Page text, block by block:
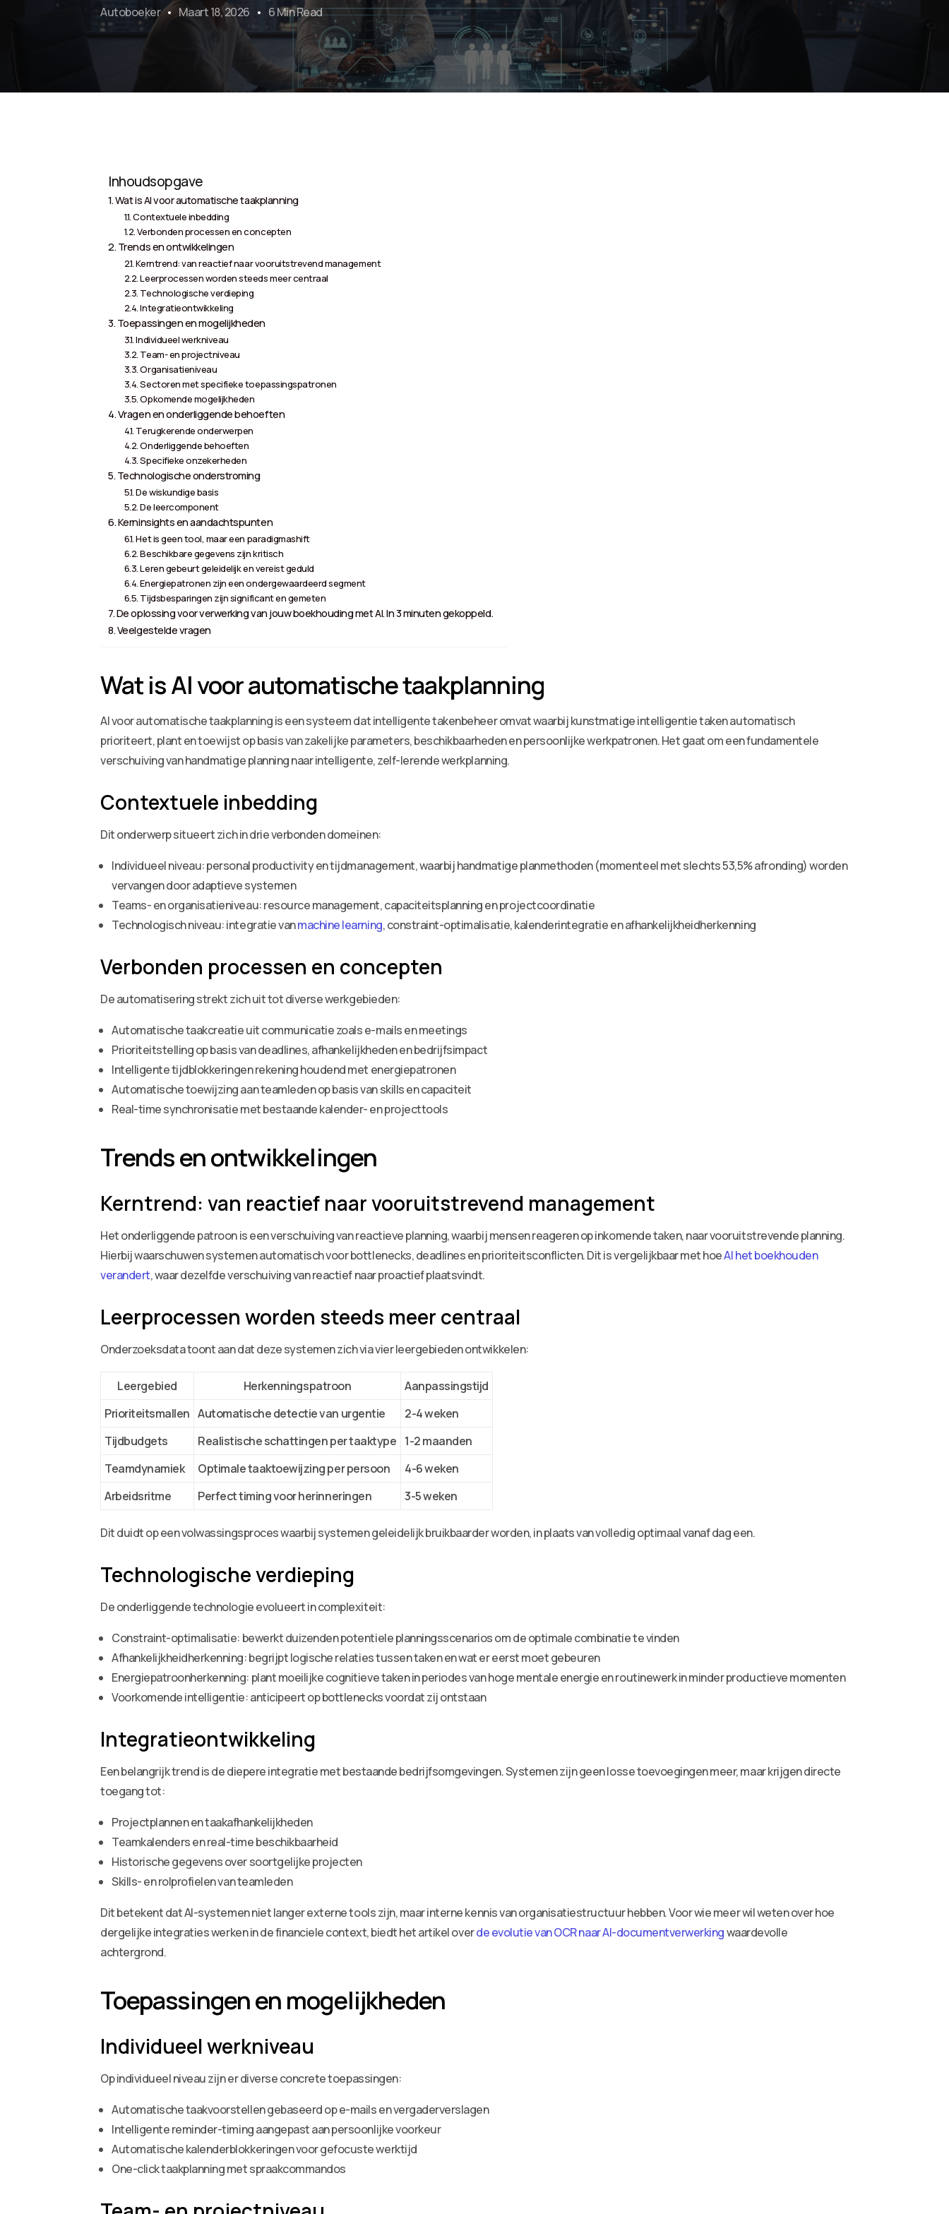
Autoboeker Maart 18, 2026 6 Min Read
Inhoudsopgave
Wat is AI voor automatische taakplanning
Contextuele inbedding
Verbonden processen en concepten
Trends en ontwikkelingen
Kerntrend: van reactief naar vooruitstrevend management
Leerprocessen worden steeds meer centraal
Technologische verdieping
Integratieontwikkeling
Toepassingen en mogelijkheden
Individueel werkniveau
Team- en projectniveau
Organisatieniveau
Sectoren met specifieke toepassingspatronen
Opkomende mogelijkheden
Vragen en onderliggende behoeften
Terugkerende onderwerpen
Onderliggende behoeften
Specifieke onzekerheden
Technologische onderstroming
De wiskundige basis
De leercomponent
Kerninsights en aandachtspunten
Het is geen tool, maar een paradigmashift
Beschikbare gegevens zijn kritisch
Leren gebeurt geleidelijk en vereist geduld
Energiepatronen zijn een ondergewaardeerd segment
Tijdsbesparingen zijn significant en gemeten
De oplossing voor verwerking van jouw boekhouding met AI. In 3 minuten gekoppeld.
Veelgestelde vragen
Wat is AI voor automatische taakplanning
AI voor automatische taakplanning is een systeem dat intelligente takenbeheer omvat waarbij kunstmatige intelligentie taken automatisch
prioriteert, plant en toewijst op basis van zakelijke parameters, beschikbaarheden en persoonlijke werkpatronen. Het gaat om een fundamentele
verschuiving van handmatige planning naar intelligente, zelf-lerende werkplanning.
Contextuele inbedding
Dit onderwerp situeert zich in drie verbonden domeinen:
Individueel niveau: personal productivity en tijdmanagement, waarbij handmatige planmethoden (momenteel met slechts 53,5% afronding) worden
vervangen door adaptieve systemen
Teams- en organisatieniveau: resource management, capaciteitsplanning en projectcoordinatie
Technologisch niveau: integratie vanmachine learning, constraint-optimalisatie, kalenderintegratie en afhankelijkheidherkenning
Verbonden processen en concepten
De automatisering strekt zich uit tot diverse werkgebieden:
Automatische taakcreatie uit communicatie zoals e-mails en meetings
Prioriteitstelling op basis van deadlines, afhankelijkheden en bedrijfsimpact
Intelligente tijdblokkeringen rekening houdend met energiepatronen
Automatische toewijzing aan teamleden op basis van skills en capaciteit
Real-time synchronisatie met bestaande kalender- en projecttools
Trends en ontwikkelingen
Kerntrend: van reactief naar vooruitstrevend management
Het onderliggende patroon is een verschuiving van reactieve planning, waarbij mensen reageren op inkomende taken, naar vooruitstrevende planning.
Hierbij waarschuwen systemen automatisch voor bottlenecks, deadlines en prioriteitsconflicten. Dit is vergelijkbaar met hoeAI het boekhouden
verandert, waar dezelfde verschuiving van reactief naar proactief plaatsvindt.
Leerprocessen worden steeds meer centraal
Onderzoeksdata toont aan dat deze systemen zich via vier leergebieden ontwikkelen:
Leergebied Herkenningspatroon
Aanpassingstijd
Prioriteitsmallen Automatische detectie van urgentie
2-4 weken
Tijdbudgets
Realistische schattingen per taaktype 1-2 maanden
Teamdynamiek
Optimale taaktoewijzing per persoon
4-6 weken
Arbeidsritme
Perfect timing voor herinneringen 3-5 weken
Dit duidt op een volwassingsproces waarbij systemen geleidelijk bruikbaarder worden, in plaats van volledig optimaal vanaf dag een.
Technologische verdieping
De onderliggende technologie evolueert in complexiteit:
Constraint-optimalisatie: bewerkt duizenden potentiele planningsscenarios om de optimale combinatie te vinden
Afhankelijkheidherkenning: begrijpt logische relaties tussen taken en wat er eerst moet gebeuren
Energiepatroonherkenning: plant moeilijke cognitieve taken in periodes van hoge mentale energie en routinewerk in minder productieve momenten
Voorkomende intelligentie: anticipeert op bottlenecks voordat zij ontstaan
Integratieontwikkeling
Een belangrijk trend is de diepere integratie met bestaande bedrijfsomgevingen. Systemen zijn geen losse toevoegingen meer, maar krijgen directe
toegang tot:
Projectplannen en taakafhankelijkheden
Teamkalenders en real-time beschikbaarheid
Historische gegevens over soortgelijke projecten
Skills- en rolprofielen van teamleden
Dit betekent dat AI-systemen niet langer externe tools zijn, maar interne kennis van organisatiestructuur hebben. Voor wie meer wil weten over hoe
dergelijke integraties werken in de financiele context, biedt het artikel overde evolutie van OCR naar AI-documentverwerkingwaardevolle
achtergrond.
Toepassingen en mogelijkheden
Individueel werkniveau
Op individueel niveau zijn er diverse concrete toepassingen:
Automatische taakvoorstellen gebaseerd op e-mails en vergaderverslagen
Intelligente reminder-timing aangepast aan persoonlijke voorkeur
Automatische kalenderblokkeringen voor gefocuste werktijd
One-click taakplanning met spraakcommandos